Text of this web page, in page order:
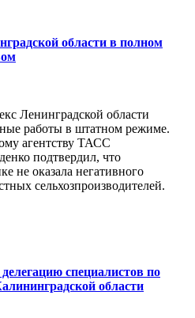
области в полном
Ленинградской области
работы в штатном режиме.
агентству ТАСС
подтвердил, что
не оказала негативного
сельхозпроизводителей.
специалистов по
области